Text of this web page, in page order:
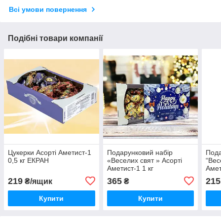
Всі умови повернення
Подібні товари компанії
Цукерки Асорті Аметист-1
0,5 кг ЕКРАН
219 ₴/ящик
Купити
Подарунковий набір
«Веселих свят » Асорті
Аметист-1 1 кг
365₴
Купити
215